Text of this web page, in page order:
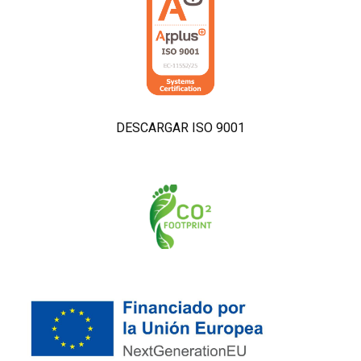
DESCARGAR ISO 9001